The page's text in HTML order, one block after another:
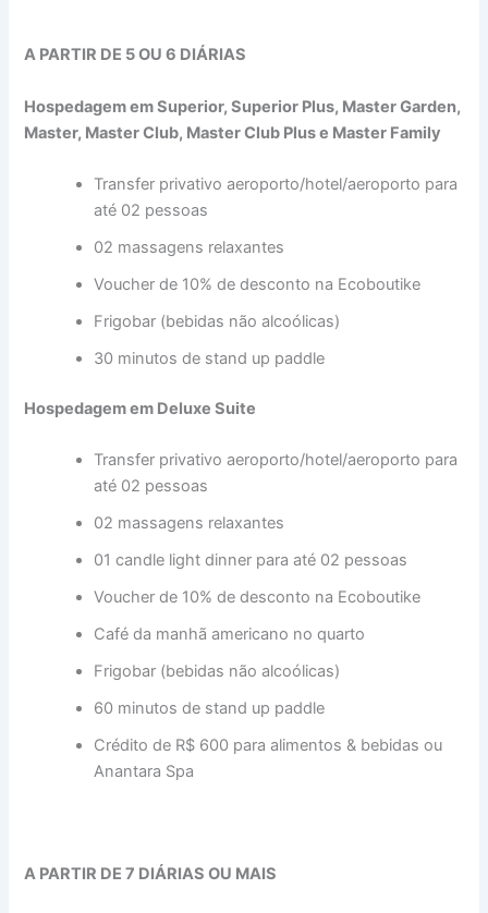
A PARTIR DE 5 OU 6 DIÁRIAS
Hospedagem em Superior, Superior Plus, Master Garden,
Master, Master Club, Master Club Plus e Master Family
Transfer privativo aeroporto/hotel/aeroporto para
até 02 pessoas
02 massagens relaxantes
Voucher de 10% de desconto na Ecoboutike
Frigobar (bebidas não alcoólicas)
30 minutos de stand up paddle
Hospedagem em Deluxe Suite
Transfer privativo aeroporto/hotel/aeroporto para
até 02 pessoas
02 massagens relaxantes
01 candle light dinner para até 02 pessoas
Voucher de 10% de desconto na Ecoboutike
Café da manhã americano no quarto
Frigobar (bebidas não alcoólicas)
60 minutos de stand up paddle
Crédito de R$ 600 para alimentos & bebidas ou
Anantara Spa
A PARTIR DE 7 DIÁRIAS OU MAIS